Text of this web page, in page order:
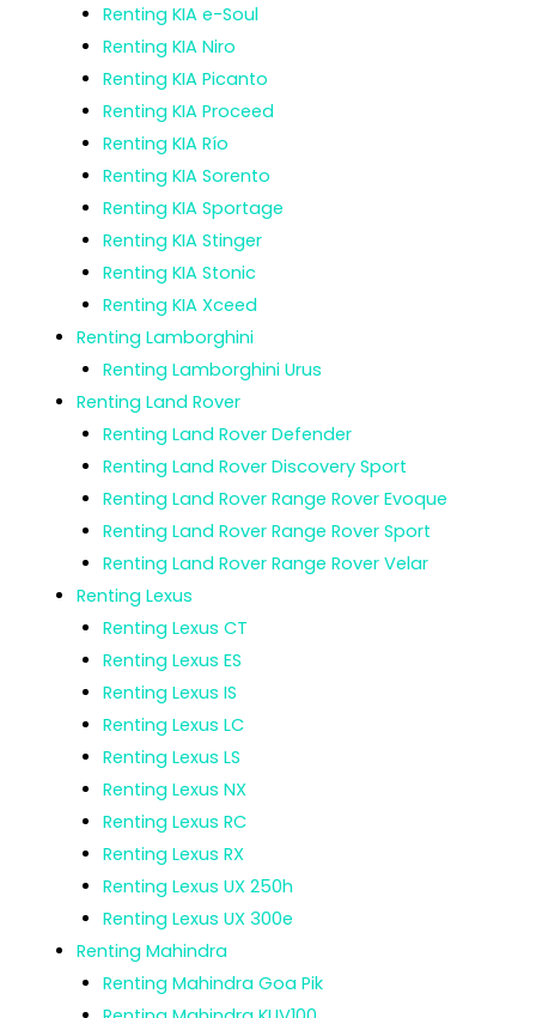
Renting KIA e-Soul
Renting KIA Niro
Renting KIA Picanto
Renting KIA Proceed
Renting KIA Río
Renting KIA Sorento
Renting KIA Sportage
Renting KIA Stinger
Renting KIA Stonic
Renting KIA Xceed
Renting Lamborghini
Renting Lamborghini Urus
Renting Land Rover
Renting Land Rover Defender
Renting Land Rover Discovery Sport
Renting Land Rover Range Rover Evoque
Renting Land Rover Range Rover Sport
Renting Land Rover Range Rover Velar
Renting Lexus
Renting Lexus CT
Renting Lexus ES
Renting Lexus IS
Renting Lexus LC
Renting Lexus LS
Renting Lexus NX
Renting Lexus RC
Renting Lexus RX
Renting Lexus UX 250h
Renting Lexus UX 300e
Renting Mahindra
Renting Mahindra Goa Pik